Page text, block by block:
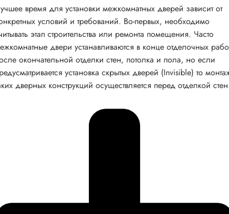
время для установки межкомнатных дверей зависит от
условий и требований. Во-первых, необходимо
этап строительства или ремонта помещения. Часто
двери устанавливаются в конце отделочных
окончательной отделки стен, потолка и пола, но если
установка скрытых дверей (Invisible) то
дверных конструкций осуществляется перед отделкой